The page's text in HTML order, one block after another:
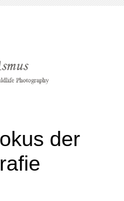
der